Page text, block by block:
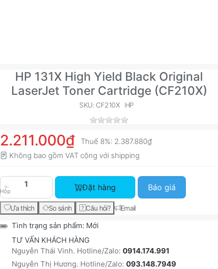
HP 131X High Yield Black Original
LaserJet Toner Cartridge (CF210X)
SKU: CF210X HP
2.211.000₫ Thuế 8%: 2.387.880₫
Không bao gồm VAT cộng với shipping
Hộp
HP 131X High Yield Black Original LaserJet
Đặt hàng Báo giá
Ưa thích So sánh Câu hỏi? Email
Tình trạng sản phẩm: Mới
TƯ VẤN KHÁCH HÀNG
Nguyễn Thái Vinh. Hotline/Zalo: 0914.174.991
Nguyễn Thị Hương. Hotline/Zalo: 093.148.7949